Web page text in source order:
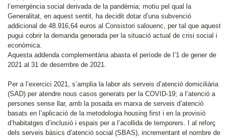
l’emergència social derivada de la pandèmia; motiu pel qual la
Generalitat, en aquest sentit, ha decidit dotar d’una subvenció
addicional de 48.916,64 euros al Consistori salouenc, per tal que aquest
pugui cobrir la demanda generada per la situació actual de crisi social i
econòmica.
Aquesta addenda complementària abasta el període de l’1 de gener de
2021 al 31 de desembre de 2021.
Per a l’exercici 2021, s’amplia la labor als serveis d’atenció domiciliària
(SAD) per atendre nous casos generats per la COVID-19; a l’atenció a
persones sense llar, amb la posada en marxa de serveis d’atenció
basats en l’aplicació de la metodologia housing first i en la provisió
d’habitatges d’inclusió i espais per a l’acollida de temporers. I al reforç
dels serveis bàsics d’atenció social (SBAS), incrementant el nombre de